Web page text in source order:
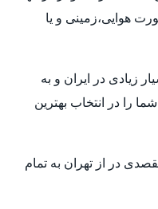
هوایی،زمینی و یا
زیادی در ایران و به
را در انتخاب بهترین
در از تهران به تمام